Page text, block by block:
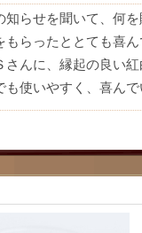
らせを聞いて、何
もらったととても喜
んに、縁起の良い
使いやすく、喜んで